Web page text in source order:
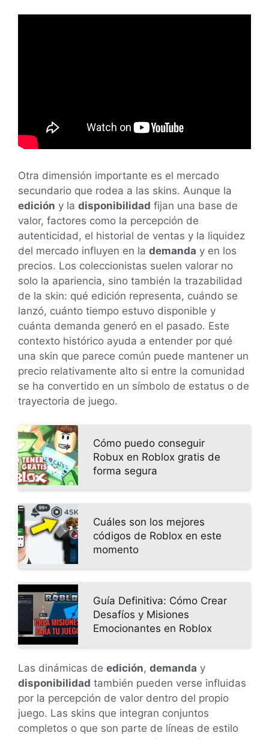
Otra dimensión importante es el mercado
secundario que rodea a las skins. Aunque la
edición y la disponibilidad fijan una base de
valor, factores como la percepción de
autenticidad, el historial de ventas y la liquidez
del mercado influyen en la demanda y en los
precios. Los coleccionistas suelen valorar no
solo la apariencia, sino también la trazabilidad
de la skin: qué edición representa, cuándo se
lanzó, cuánto tiempo estuvo disponible y
cuánta demanda generó en el pasado. Este
contexto histórico ayuda a entender por qué
una skin que parece común puede mantener un
precio relativamente alto si entre la comunidad
se ha convertido en un símbolo de estatus o de
trayectoria de juego.
Cómo puedo conseguir
Robux en Roblox gratis de
forma segura
Cuáles son los mejores
códigos de Roblox en este
momento
Guía Definitiva: Cómo Crear
Desafíos y Misiones
Emocionantes en Roblox
Las dinámicas de edición, demanda y
disponibilidad también pueden verse influidas
por la percepción de valor dentro del propio
juego. Las skins que integran conjuntos
completos o que son parte de líneas de estilo